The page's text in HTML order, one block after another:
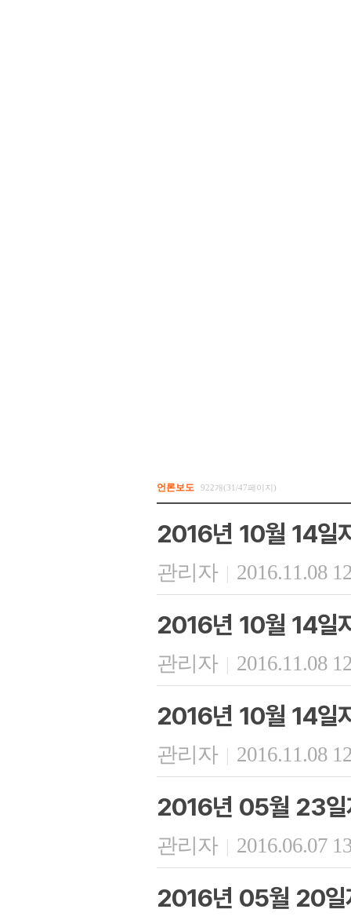
언론보도 922개(31/47페이지)
2016년 10월 14일
관리자 | 2016.11.08
2016년 10월 14일
관리자 | 2016.11.08
2016년 10월 14일
관리자 | 2016.11.08
2016년 05월 23일
관리자 | 2016.06.07
2016년 05월 20일